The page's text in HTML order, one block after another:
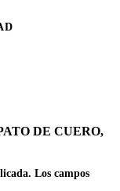
DE CUERO,
Los campos